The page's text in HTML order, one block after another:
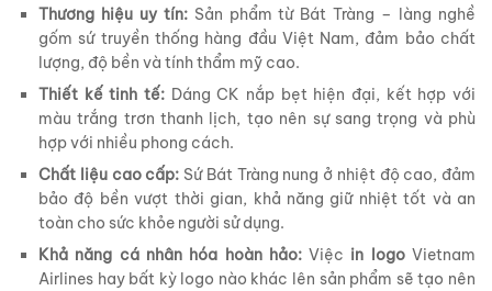
Thương hiệu uy tín:Sản phẩm từ Bát Tràng – làng nghề
gốm sứ truyền thống hàng đầu Việt Nam, đảm bảo chất
lượng, độ bền và tính thẩm mỹ cao.
Thiết kế tinh tế: Dáng CK nắp bẹt hiện đại, kết hợp với
màu trắng trơn thanh lịch, tạo nên sự sang trọng và phù
hợp với nhiều phong cách.
Chất liệu cao cấp: Sứ Bát Tràng nung ở nhiệt độ cao, đảm
bảo độ bền vượt thời gian, khả năng giữ nhiệt tốt và an
toàn cho sức khỏe người sử dụng.
Khả năng cá nhân hóa hoàn hảo:Việc in logoVietnam
Airlines hay bất kỳ logo nào khác lên sản phẩm sẽ tạo nên